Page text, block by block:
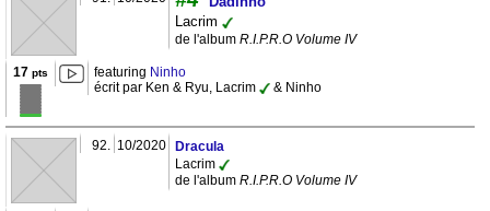
Lacrim
de l'album R.I.P.R.O Volume IV
17 pts featuring Ninho
écrit par Ken & Ryu, Lacrim
& Ninho
92. 10/2020
Dracula
Lacrim
de l'album R.I.P.R.O Volume IV